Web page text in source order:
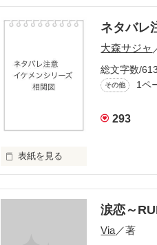
ネタバ
大森サジャ
総文字数/613
その他 1ペ
293
表紙を見る
作品を読むのに役立てばと思いま
涙恋～
Via／著